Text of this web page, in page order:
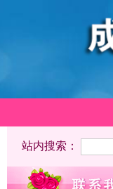
站内搜索：